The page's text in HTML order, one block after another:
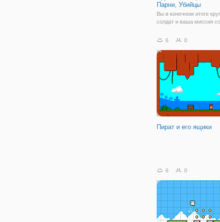
Парни, Убийцы
Вы в конечном итоге
солдат и ваша миссия
Чтобы достичь своей
оружия, новый крупье
огромные меха и другие
удивительные оружия
6 0
Пират и его ящики
6 0